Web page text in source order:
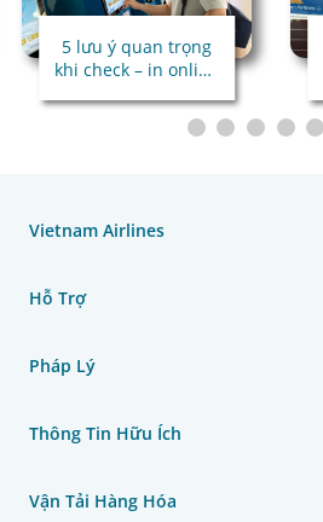
5 lưu ý quan trọng
khi check – in online
tra tự động
TravelDoc ADC
Vietnam Airlines
Hỗ Trợ
Pháp Lý
Thông Tin Hữu Ích
Vận Tải Hàng Hóa